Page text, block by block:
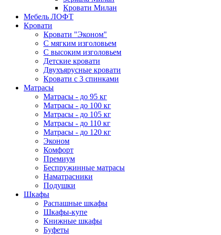
Кровати Милан
Мебель ЛОФТ
Кровати
Кровати "Эконом"
С мягким изголовьем
С высоким изголовьем
Детские кровати
Двухъярусные кровати
Кровати с 3 спинками
Матрасы
Матрасы - до 95 кг
Матрасы - до 100 кг
Матрасы - до 105 кг
Матрасы - до 110 кг
Матрасы - до 120 кг
Эконом
Комфорт
Премиум
Беспружинные матрасы
Наматрасники
Подушки
Шкафы
Распашные шкафы
Шкафы-купе
Книжные шкафы
Буфеты